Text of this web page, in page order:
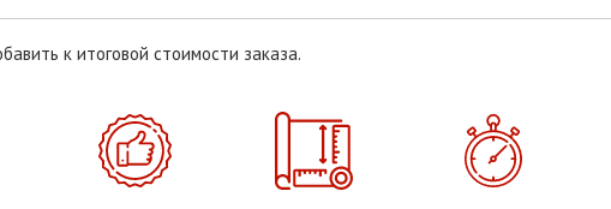
к итоговой стоимости заказа.